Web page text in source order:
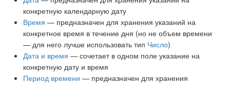
конкретную календарную дату
Время — предназначен для хранения указаний на
конкретное время в течение дня (но не объем времени
— для него лучше использовать тип Число)
Дата и время — сочетает в одном поле указание на
конкретную дату и время
Период времени — предназначен для хранения